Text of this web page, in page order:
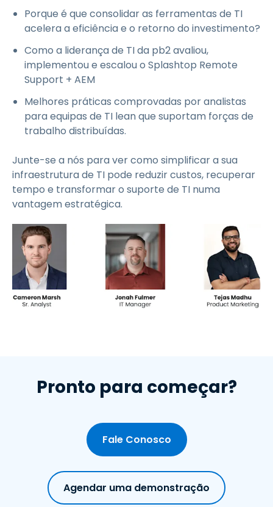
Porque é que consolidar as ferramentas de TI
acelera a eficiência e o retorno do investimento?
Como a liderança de TI da pb2 avaliou,
implementou e escalou o Splashtop Remote
Support + AEM
Melhores práticas comprovadas por analistas
para equipas de TI lean que suportam forças de
trabalho distribuídas.
Junte-se a nós para ver como simplificar a sua
infraestrutura de TI pode reduzir custos, recuperar
tempo e transformar o suporte de TI numa
vantagem estratégica.
Pronto para começar?
Fale Conosco
Agendar uma demonstração